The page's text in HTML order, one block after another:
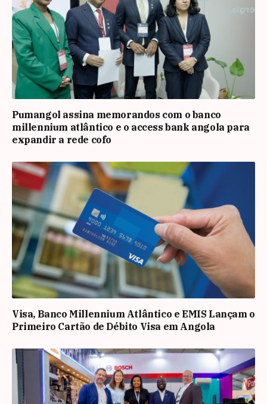
Pumangol assina memorandos com o banco
millennium atlântico e o access bank angola para
expandir a rede cofo
Visa, Banco Millennium Atlântico e EMIS Lançam o
Primeiro Cartão de Débito Visa em Angola